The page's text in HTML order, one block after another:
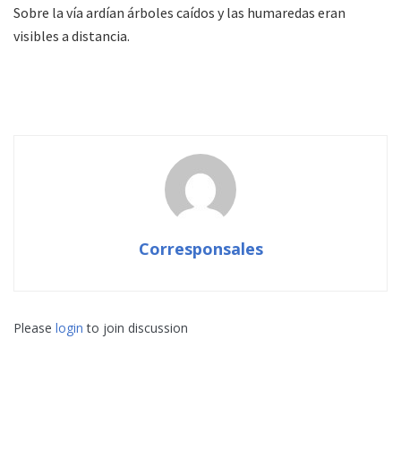
Sobre la vía ardían árboles caídos y las humaredas eran
visibles a distancia.
Corresponsales
Please login to join discussion